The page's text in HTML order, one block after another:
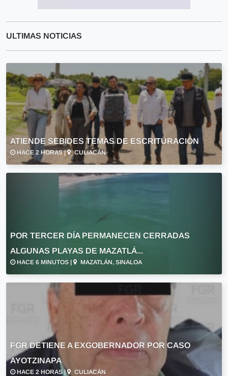
ULTIMAS NOTICIAS
ATIENDE SEBIDES TEMAS DE ESCRITURACIÓN
HACE 2 HORAS | CULIACÁN
POR TERCER DÍA PERMANECEN CERRADAS
ALGUNAS PLAYAS DE MAZATLÁ...
HACE 6 MINUTOS | MAZATLÁN, SINALOA
FGR DETIENE A EXGOBERNADOR POR CASO
AYOTZINAPA
HACE 2 HORAS | CULIACÁN